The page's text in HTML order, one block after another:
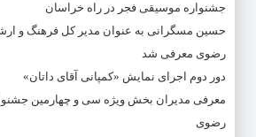
جشنواره موسیقی فجر در راه خراسان
حسین مسگرانی به عنوان مدیر کل فرهنگ و
رضوی معرفی شد
دور دوم اجرای نمایش «کمپانی آقای داتان»
معرفی مدیران بخش ویژه سی و چهارمین
رضوی